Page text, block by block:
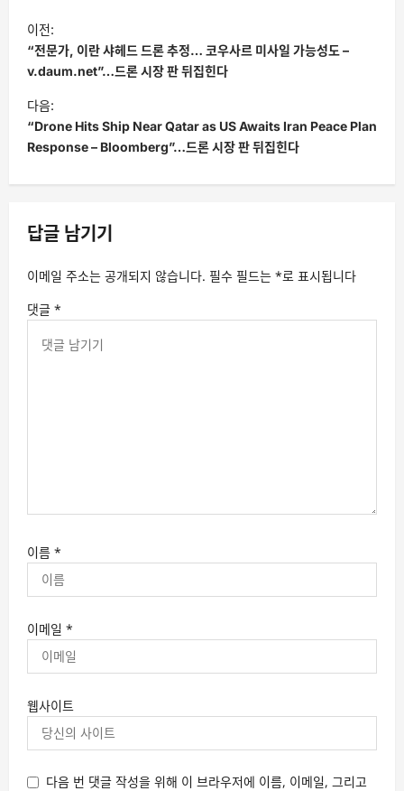
글
탐
색
이전:
“전문가, 이란 샤헤드 드론 추정… 코우사르 미사일 가능성도 –
v.daum.net”…드론 시장 판 뒤집힌다
다음:
“Drone Hits Ship Near Qatar as US Awaits Iran Peace Plan
Response – Bloomberg”…드론 시장 판 뒤집힌다
답글 남기기
이메일 주소는 공개되지 않습니다. 필수 필드는 *로 표시됩니다
댓글 *
이름 *
이메일 *
웹사이트
다음 번 댓글 작성을 위해 이 브라우저에 이름, 이메일, 그리고